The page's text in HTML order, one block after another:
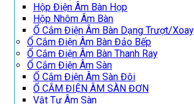
Hộp Điện Âm Bàn Họp
Hộp Nhôm Âm Bàn
Ổ Cắm Điện Âm Bàn Dạng Trượt/Xoay
Ổ Cắm Điện Âm Bàn Đảo Bếp
Ổ Cắm Điện Âm Bàn Thanh Ray
Ổ Cắm Điện Âm Sàn
Ổ Cắm Điện Âm Sàn Đôi
Ổ CẮM ĐIỆN ÂM SÀN ĐƠN
Vật Tư Âm Sàn